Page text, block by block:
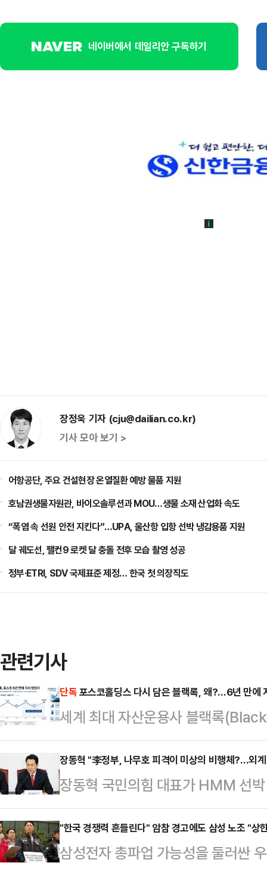
네이버에서 데일리안 구독하기
장정욱 기자 (cju@dailian.co.kr)
기사 모아 보기 >
어항공단, 주요 건설현장 온열질환 예방 물품 지원
호남권생물자원관, 바이오솔루션과 MOU…생물 소재 산업화 속도
“폭염 속 선원 안전 지킨다”…UPA, 울산항 입항 선박 냉감용품 지원
달 궤도선, 팰컨9 로켓 달 충돌 전후 모습 촬영 성공
정부·ETRI, SDV 국제표준 제정… 한국 첫 의장직도
관련기사
단독포스코홀딩스 다시 담은 블랙록, 왜?…6년 만에
세계 최대 자산운용사 블랙록
분을 다시 6%대로 끌어올렸다. 아
되는 시점에서 글로벌 자금의 한국
다.11일 금융감독원 전자공시시스
(BlackRock Fund Advisors)는
유해 지분율 6.23%(4월22일 기준
보고서 기준 455만5963주
장동혁 "李정부, 나무호 피격이 미상의 비행체?…외
장동혁 국민의힘 대표가 HMM 선
행체에 타격을 당했다는 외교부 발
공격이라도 있었던 것이냐"라고 꼬
최고위원회의에서 "이재명 정부는
"한국 경쟁력 흔들린다" 암참 경고에도 삼성 노조 "상
삼성전자 총파업 가능성을 둘러싼